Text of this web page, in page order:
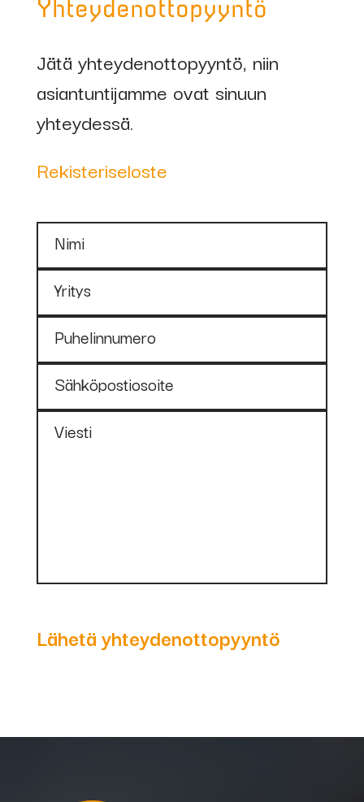
Yhteydenottopyyntö
Jätä yhteydenottopyyntö, niin
asiantuntijamme ovat sinuun
yhteydessä.
Rekisteriseloste
Nimi
Yritys
Puhelinnumero
Sähköpostiosoite
Viesti
Lähetä yhteydenottopyyntö